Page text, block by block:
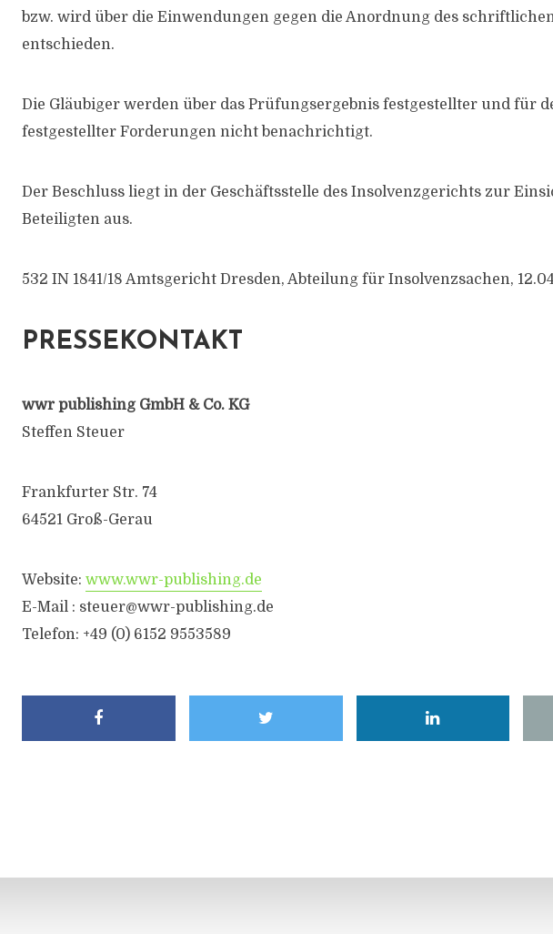
bzw. wird über die Einwendungen gegen die Anordnung des
entschieden.
Die Gläubiger werden über das Prüfungsergebnis festgestellter und für
festgestellter Forderungen nicht benachrichtigt.
Der Beschluss liegt in der Geschäftsstelle des Insolvenzgerichts zur
Beteiligten aus.
532 IN 1841/18 Amtsgericht Dresden, Abteilung für Insolvenzsachen,
PRESSEKONTAKT
wwr publishing GmbH & Co. KG
Steffen Steuer
Frankfurter Str. 74
64521 Groß-Gerau
Website: www.wwr-publishing.de
E-Mail : steuer@wwr-publishing.de
Telefon: +49 (0) 6152 9553589